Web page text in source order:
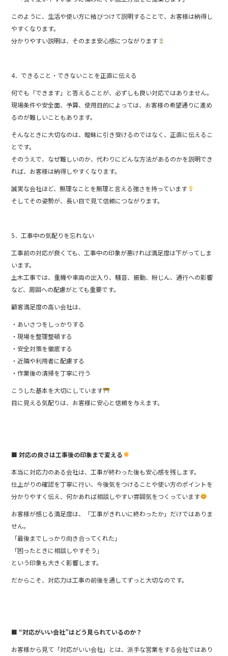
このように、生活や使い方に結びつけて説明することで、お客様は納得し
やすくなります。
分かりやすい説明は、そのまま安心感につながります
4．できること・できないことを正直に伝える
何でも「できます」と答えることが、必ずしも良い対応ではありません。
現場条件や安全面、予算、使用目的によっては、お客様の希望通りに進め
るのが難しいこともあります。
そんなときに大切なのは、曖昧に引き受けるのではなく、正直に伝えるこ
とです。
そのうえで、なぜ難しいのか、代わりにどんな方法があるのかを説明でき
れば、お客様は納得しやすくなります。
誠実な会社ほど、無理なことを無理と言える強さを持っています
そしてその姿勢が、長い目で見て信頼につながります。
5．工事中の気配りを忘れない
工事前の対応が良くても、工事中の印象が悪ければ満足度は下がってしま
います。
土木工事では、重機や車両の出入り、騒音、振動、粉じん、通行への影響
など、周囲への配慮がとても重要です。
顧客満足度の高い会社は、
・あいさつをしっかりする
・現場を整理整頓する
・安全対策を徹底する
・近隣や利用者に配慮する
・作業後の清掃を丁寧に行う
こうした基本を大切にしています
目に見える気配りは、お客様に安心と信頼を与えます。
■ 対応の良さは工事後の印象まで変える
本当に対応力のある会社は、工事が終わった後も安心感を残します。
仕上がりの確認を丁寧に行い、今後気をつけることや使い方のポイントを
分かりやすく伝え、何かあれば相談しやすい雰囲気をつくっています
お客様が感じる満足度は、「工事がきれいに終わったか」だけではありま
せん。
「最後までしっかり向き合ってくれた」
「困ったときに相談しやすそう」
という印象も大きく影響します。
だからこそ、対応力は工事の前後を通してずっと大切なのです。
■ “対応がいい会社”はどう見られているのか？
お客様から見て「対応がいい会社」とは、派手な営業をする会社ではあり